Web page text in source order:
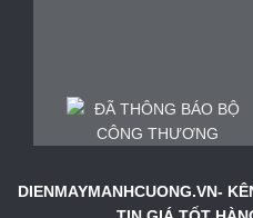
DIENMAYMANHCUONG.VN-